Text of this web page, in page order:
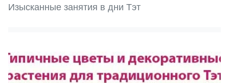
Изысканные занятия в дни Тэт